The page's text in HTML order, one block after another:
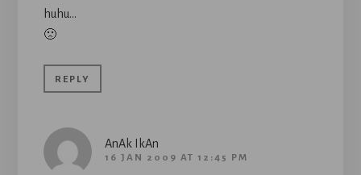
huhu…
🙁
REPLY
AnAk IkAn
16 JAN 2009 AT 12:45 PM